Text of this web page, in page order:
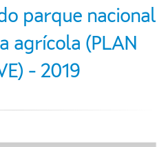
parque nacional
agrícola (PLAN
- 2019